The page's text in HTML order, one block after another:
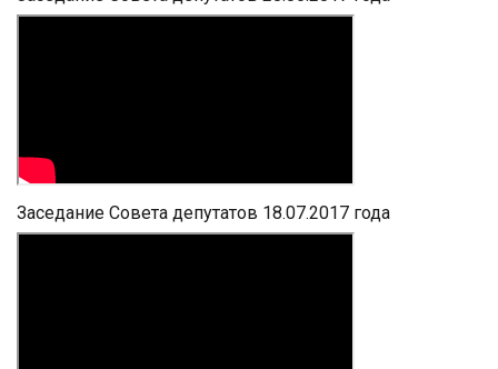
Заседание Совета депутатов 18.07.2017 года